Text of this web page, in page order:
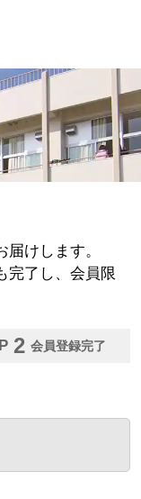
けします。
完了し、会員限
2 会員登録完了